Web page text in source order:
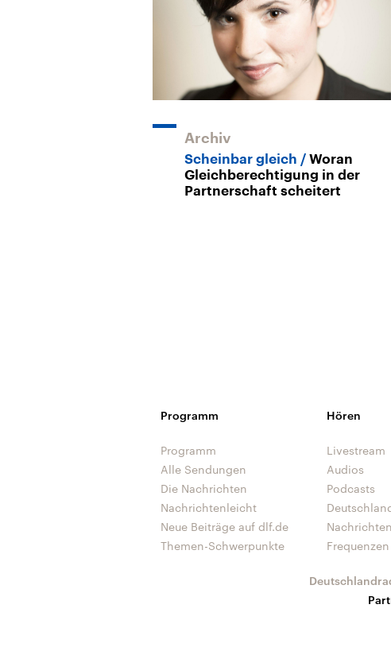
Archiv
Scheinbar gleich
Woran
Gleichberechtigung in der
Partnerschaft scheitert
Programm
Programm
Alle Sendungen
Die Nachrichten
Nachrichtenleicht
Neue Beiträge auf dlf.de
Themen-Schwerpunkte
Hören
Livestream
Audios
Podcasts
Frequenzen